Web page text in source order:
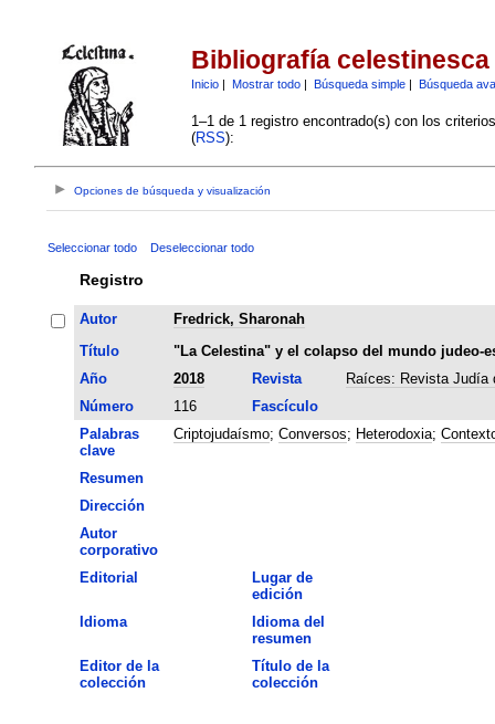
Bibliografía celestinesca
Inicio| Mostrar todo| Búsqueda simple| Búsqueda
1–1 de 1 registro encontrado(s) con los
(RSS):
Opciones de búsqueda y visualización
Seleccionar todo Deseleccionar todo
Registro
Autor
Fredrick, Sharonah
Título
"La Celestina" y el colapso del mundo judeo-
Año
2018 Revista
Raíces: Revista Judía
Número
116
Fascículo
Palabras
clave
Criptojudaísmo; Conversos; Heterodoxia;
Resumen
Dirección
Autor
corporativo
Editorial
Lugar de
edición
Idioma
Idioma del
resumen
Editor de la
colección
Título de la
colección